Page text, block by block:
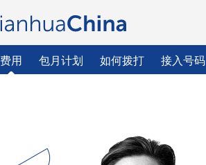
费用 包月计划 如何拨打 接入号码